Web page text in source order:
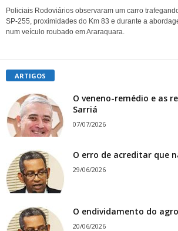
Policiais Rodoviários observaram um carro
SP-255, proximidades do Km 83 e durante a
num veículo roubado em Araraquara.
ARTIGOS
O veneno-remédio e as
Sarriá
07/07/2026
O erro de acreditar que
29/06/2026
O endividamento do
20/06/2026